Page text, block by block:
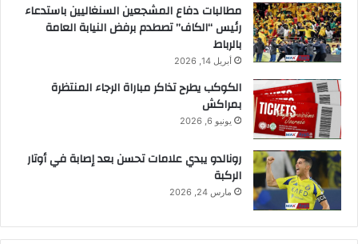
مطالبات دفاع المشجعين السنغاليين باستدعاء
رئيس “الكاف” تصطدم برفض النيابة العامة
بالرباط
أبريل 14, 2026
الكوكب يطرح تذاكر مباراة الرجاء المنتظرة
بمراكش
يونيو 6, 2026
رونالدو يبدي علامات تحسن بعد إصابة في أوتار
الركبة
مارس 24, 2026